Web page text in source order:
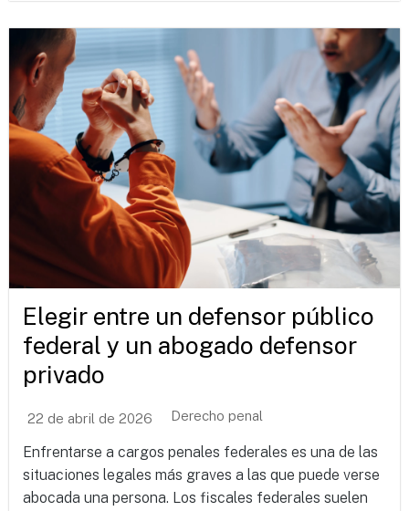
Elegir entre un defensor público
federal y un abogado defensor
privado
22 de abril de 2026 Derecho penal
Enfrentarse a cargos penales federales es una de las
situaciones legales más graves a las que puede verse
abocada una persona. Los fiscales federales suelen